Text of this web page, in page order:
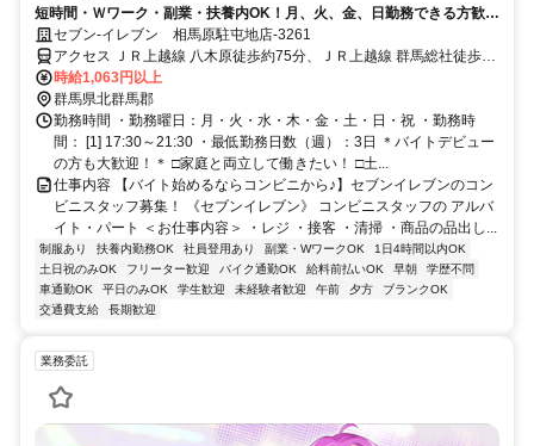
短時間・Ｗワーク・副業・扶養内OK！月、火、金、日勤務できる方歓迎
◎ セブン‐イレブン 相馬原駐屯地店-3261
アクセス ＪＲ上越線 八木原徒歩約75分、ＪＲ上越線 群馬総社徒歩約
86分、ＪＲ吾妻線 渋川徒歩約100分 八木原駅より車で12分
時給1,063円以上
群馬県北群馬郡
勤務時間 ・勤務曜日：月・火・水・木・金・土・日・祝 ・勤務時
間： [1] 17:30～21:30 ・最低勤務日数（週）：3日 ＊バイトデビュー
の方も大歓迎！＊ □家庭と両立して働きたい！ □土...
仕事内容 【バイト始めるならコンビニから♪】セブンイレブンのコン
ビニスタッフ募集！ 《セブンイレブン》 コンビニスタッフの アルバ
イト・パート ＜お仕事内容＞ ・レジ ・接客 ・清掃 ・商品の品出し...
制服あり 扶養内勤務OK 社員登用あり 副業・WワークOK
1日4時間以内OK
土日祝のみOK
フリーター歓迎 バイク通勤OK 給料前払いOK 早朝
学歴不問
車通勤OK
平日のみOK 学生歓迎 未経験者歓迎 午前 夕方
ブランクOK
交通費支給
長期歓迎
業務委託